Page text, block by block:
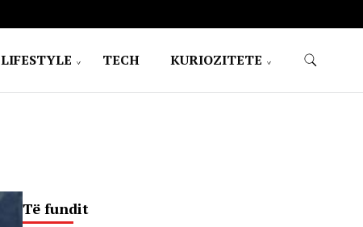
LIFESTYLE TECH KURIOZITETE
Të fundit